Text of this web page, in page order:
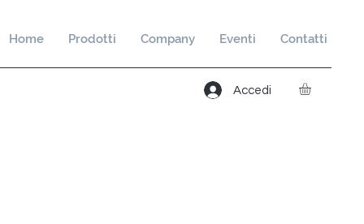
Home Prodotti Company Eventi Contatti
Accedi